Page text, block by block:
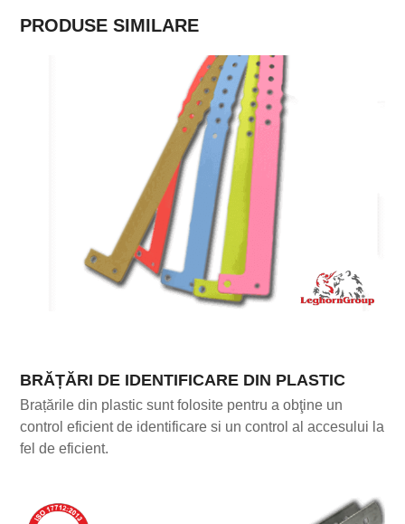
PRODUSE SIMILARE
BRĂȚĂRI DE IDENTIFICARE DIN PLASTIC
Brațările din plastic sunt folosite pentru a obţine un
control eficient de identificare si un control al accesului la
fel de eficient.